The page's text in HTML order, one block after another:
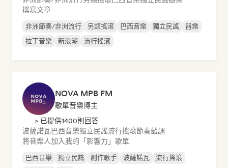
撰寫文章
非洲節奏/非洲流行 另類搖滾 巴西音樂 獨立民謠
器樂
拉丁音樂
新浪潮 流行搖滾
NOVA MPB FM
歌單音樂博主
> 已提供1400則回答
波薩諾瓦巴西音樂獨立民謠流行搖滾節奏藍調
將音樂人加入我的「影響力」歌單
巴西音樂 獨立民謠 創作歌手 波薩諾瓦
流行搖滾